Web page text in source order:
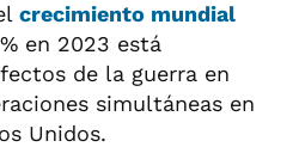
crecimiento mundial
en 2023 está
de la guerra en
simultáneas en
Unidos.